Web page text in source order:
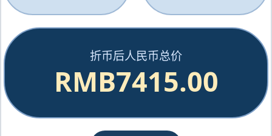
折币后人民币总价
RMB7415.00